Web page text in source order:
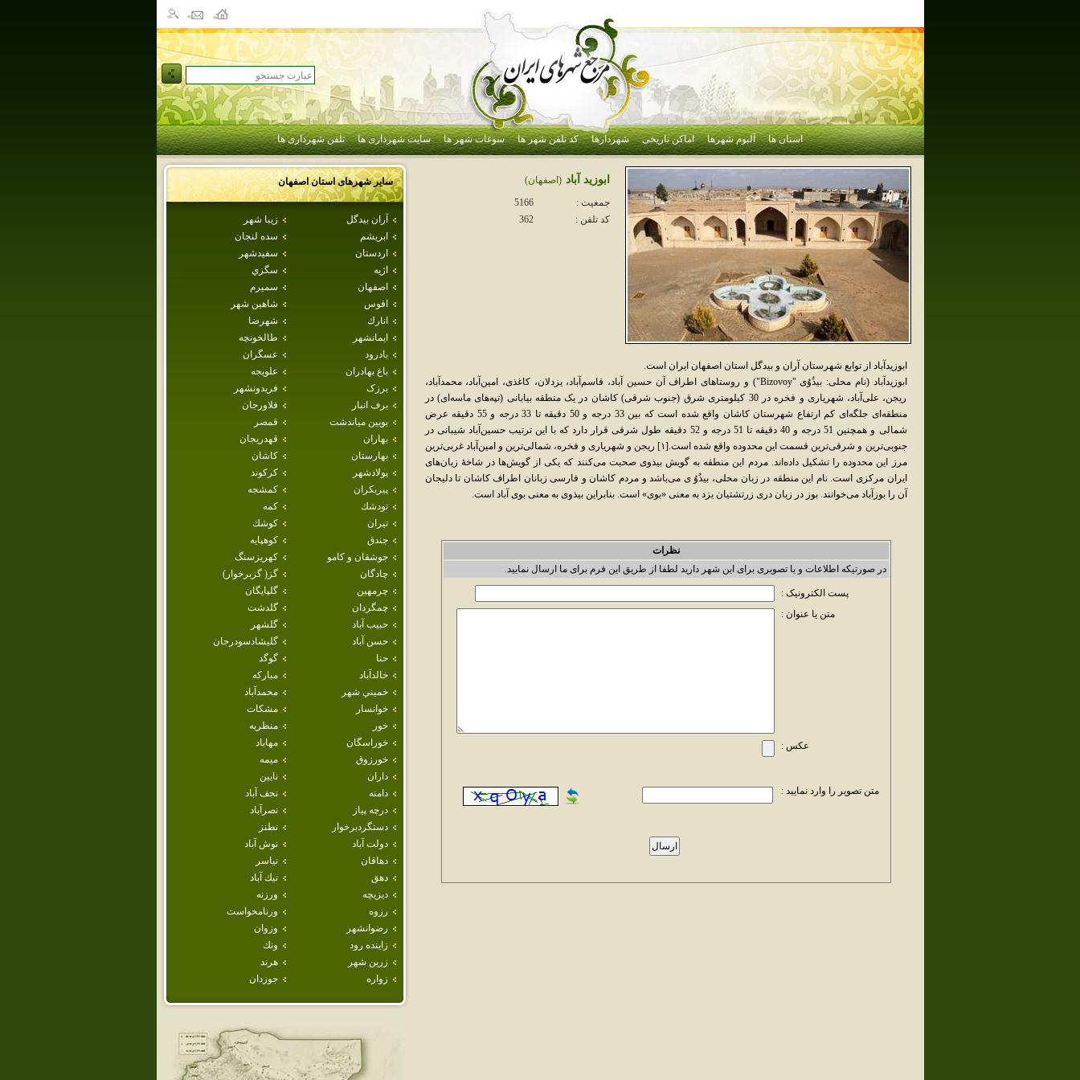
استان ها آلبوم شهرها اماکن تاریخی شهردارها کد تلفن شهر ها سوغات شهر ها سایت شهرداری ها تلفن شهرداری ها
سایر شهرهای استاناصفهان
آران بيدگل
زيبا شهر
ابريشم
سده لنجان
اردستان
سفيدشهر
اژيه
سگزي
اصفهان
سميرم
افوس
شاهين شهر
انارك
شهرضا
ايمانشهر
طالخونچه
بادرود
عسگران
باغ بهادران
علويجه
برزک
فريدونشهر
برف انبار
فلاورجان
بويين مياندشت
قمصر
بهاران
قهدريجان
بهارستان
كاشان
پولادشهر
كركوند
پيربكران
كمشجه
تودشك
كمه
تيران
كوشك
جندق
كوهپايه
جوشقان و كامو
كهريزسنگ
چادگان
گز( گزبرخوار)
چرمهين
گلپايگان
چمگردان
گلدشت
حبيب آباد
گلشهر
حسن آباد
گليشادسودرجان
حنا
گوگد
خالدآباد
مباركه
خميني شهر
محمدآباد
خوانسار
مشكات
خور
منظريه
خوراسگان
مهاباد
خورزوق
ميمه
داران
نايين
دامنه
نجف آباد
درچه پياز
نصرآباد
دستگردبرخوار
نطنز
دولت آباد
نوش آباد
دهاقان
نياسر
دهق
نيك آباد
ديزيچه
ورزنه
رزوه
ورنامخواست
رضوانشهر
وزوان
زاينده رود
ونك
زرين شهر
هرند
زواره
جوزدان
ابوزيد آباد (اصفهان)
جمعیت :
5166
کد تلفن :
362
ابوزیدآباد از توابع شهرستان آران و بیدگل استان اصفهان ایران است.
ابوزیدآباد (نام محلی: بیذُوُی "Bizovoy") و روستاهای اطراف آن حسین آباد، قاسم‌آباد، یزدلان، کاغذی، امین‌آباد، محمدآباد،
ریجن، علی‌آباد، شهریاری و فخره در 30 کیلومتری شرق (جنوب شرقی) کاشان در یک منطقه بیابانی (تپه‌های ماسه‌ای‌) در
منطقه‌ای جلگه‌ای کم ارتفاع شهرستان کاشان واقع شده است که بین 33 درجه و 50 دقیقه تا 33 درجه و 55 دقیقه عرض
شمالی و همچنین 51 درجه و 40 دقیقه تا 51 درجه و 52 دقیقه طول شرقی قرار دارد که با این ترتیب حسین‌آباد شیبانی در
جنوبی‌ترین و شرقی‌ترین قسمت این محدوده واقع شده است.[۱] ریجن و شهریاری و فخره، شمالی‌ترین و امین‌آباد غربی‌ترین
مرز این محدوده را تشکیل داده‌اند. مردم این منطقه به گویش بیذوی صحبت می‌کنند که یکی از گویش‌ها در شاخهٔ زبان‌های
ایران مرکزی است. نام این منطقه در زبان محلی، بیذُوُ ی می‌باشد و مردم کاشان و فارسی زبانان اطراف کاشان تا دلیجان
آن را بوزآباد می‌خوانند. بوز در زبان دری زرتشتیان یزد به معنی «بوی» است‌. بنابراین بیذوی به معنی بوی آباد است.
نظرات
در صورتیکه اطلاعات و یا تصویری برای این شهر دارید لطفا از طریق این فرم برای ما ارسال نمایید.
پست الکترونیک :
متن یا عنوان :
عکس :
متن تصویر را وارد نمایید :